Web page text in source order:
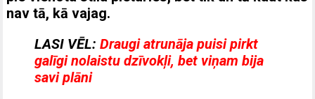
nav tā, kā vajag.
LASI VĒL:Draugi atrunāja puisi pirkt
galīgi nolaistu dzīvokļi, bet viņam bija
savi plāni